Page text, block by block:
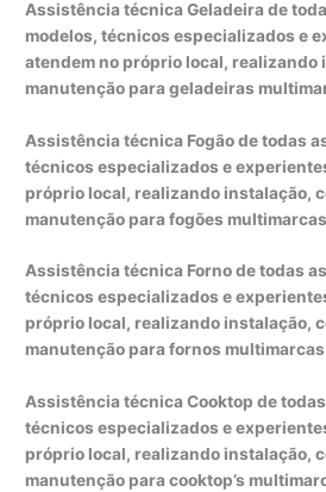
Assistência técnica Geladeira de
modelos, técnicos especializados e
atendem no próprio local, realizando
manutenção para geladeiras
Assistência técnica Fogão de todas
técnicos especializados e
próprio local, realizando instalação,
manutenção para fogões
Assistência técnica Forno de todas
técnicos especializados e
próprio local, realizando instalação,
manutenção para fornos
Assistência técnica Cooktop de
técnicos especializados e
próprio local, realizando instalação,
manutenção para cooktop’s